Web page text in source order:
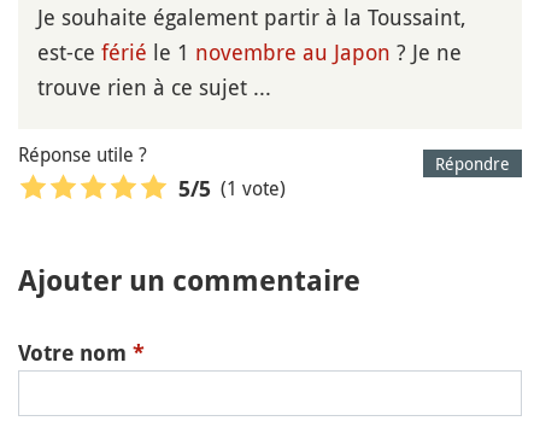
Je souhaite également partir à la Toussaint,
est-ce férié le 1 novembre au Japon ? Je ne
trouve rien à ce sujet ...
Répondre
Réponse utile ?
5/5 (1 vote)
Ajouter un commentaire
Votre nom *